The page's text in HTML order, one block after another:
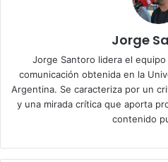
Jorge
Jorge Santoro lidera el
comunicación obtenida en la
Argentina. Se caracteriza por un
y una mirada crítica que aporta
contenido